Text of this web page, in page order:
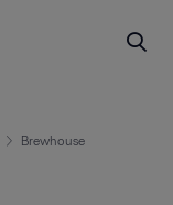
Brewhouse